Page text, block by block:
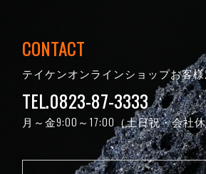
CONTACT
テイケンオンラインショップお客
TEL.0823-87-3333
月～金9:00～17:00（土日祝・会社